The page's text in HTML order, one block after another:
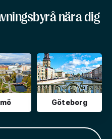
nära dig
Göteborg